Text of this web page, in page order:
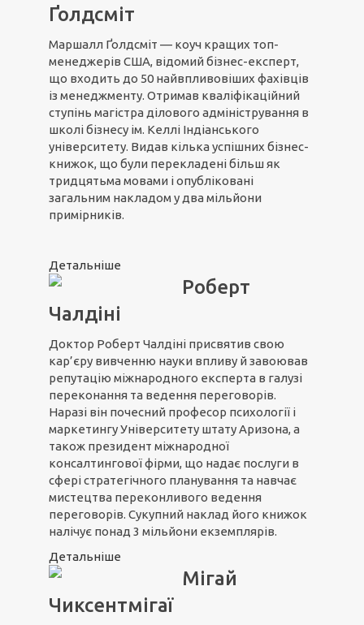
Ґолдсміт
Маршалл Ґолдсміт — коуч кращих топ-
менеджерів США, відомий бізнес-експерт,
що входить до 50 найвпливовіших фахівців
із менеджменту. Отримав кваліфікаційний
ступінь магістра ділового адміністрування в
школі бізнесу ім. Келлі Індіанського
університету. Видав кілька успішних бізнес-
книжок, що були перекладені більш як
тридцятьма мовами і опубліковані
загальним накладом у два мільйони
примірників.
Детальніше
Роберт
Чалдіні
Доктор Роберт Чалдіні присвятив свою
кар’єру вивченню науки впливу й завоював
репутацію міжнародного експерта в галузі
переконання та ведення переговорів.
Наразі він почесний професор психології і
маркетингу Університету штату Аризона, а
також президент міжнародної
консалтингової фірми, що надає послуги в
сфері стратегічного планування та навчає
мистецтва переконливого ведення
переговорів. Сукупний наклад його книжок
налічує понад 3 мільйони екземплярів.
Детальніше
Мігай
Чиксентмігаї